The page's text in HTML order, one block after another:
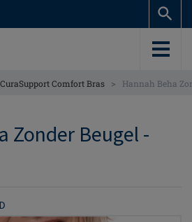
CuraSupport Comfort Bras > Hannah Beha
Zonder Beugel -